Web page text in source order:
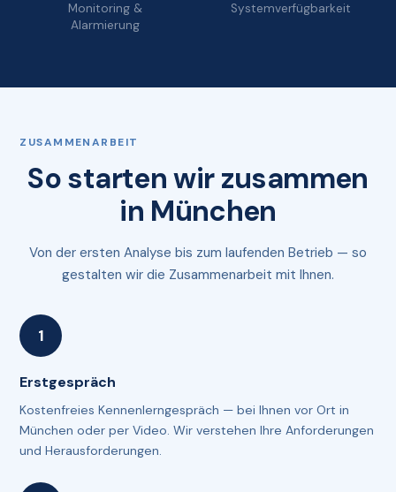
Monitoring &
Alarmierung
Systemverfügbarkeit
ZUSAMMENARBEIT
So starten wir zusammen
in München
Von der ersten Analyse bis zum laufenden Betrieb — so
gestalten wir die Zusammenarbeit mit Ihnen.
Erstgespräch
Kostenfreies Kennenlerngespräch — bei Ihnen vor Ort in
München oder per Video. Wir verstehen Ihre Anforderungen
und Herausforderungen.